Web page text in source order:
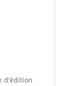
d'édition